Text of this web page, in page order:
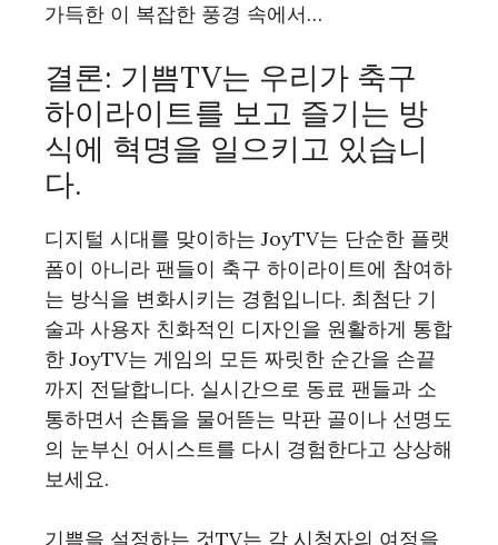
가득한 이 복잡한 풍경 속에서…
결론: 기쁨TV는 우리가 축구
하이라이트를 보고 즐기는 방
식에 혁명을 일으키고 있습니
다.
디지털 시대를 맞이하는 JoyTV는 단순한 플랫
폼이 아니라 팬들이 축구 하이라이트에 참여하
는 방식을 변화시키는 경험입니다. 최첨단 기
술과 사용자 친화적인 디자인을 원활하게 통합
한 JoyTV는 게임의 모든 짜릿한 순간을 손끝
까지 전달합니다. 실시간으로 동료 팬들과 소
통하면서 손톱을 물어뜯는 막판 골이나 선명도
의 눈부신 어시스트를 다시 경험한다고 상상해
보세요.
기쁨을 설정하는 것TV는 각 시청자의 여정을